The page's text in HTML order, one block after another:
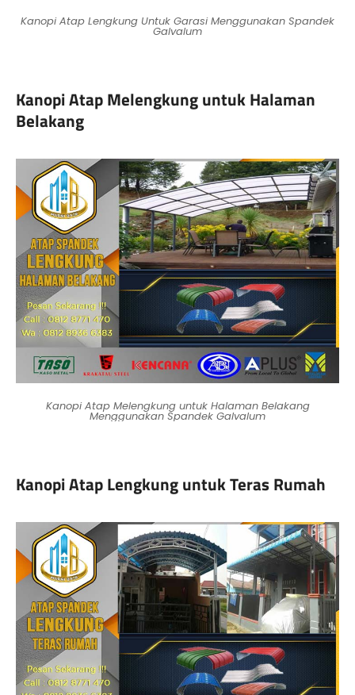
Kanopi Atap Lengkung Untuk Garasi Menggunakan Spandek
Galvalum
Kanopi Atap Melengkung untuk Halaman
Belakang
Kanopi Atap Melengkung untuk Halaman Belakang
Menggunakan Spandek Galvalum
Kanopi Atap Lengkung untuk Teras Rumah